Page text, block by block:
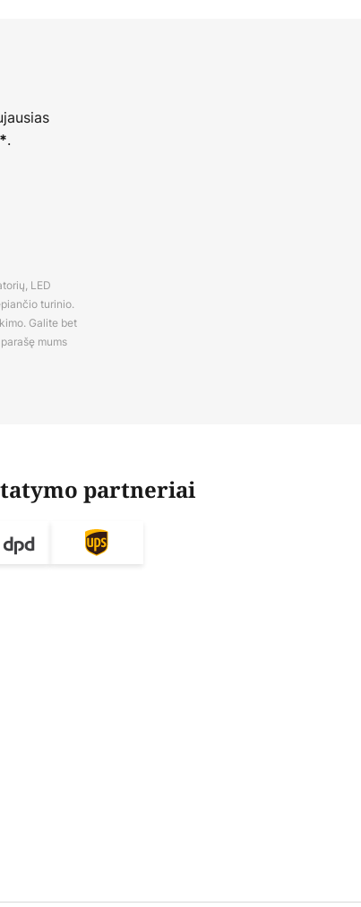
.
LED
turinio.
Galite bet
mums
partneriai